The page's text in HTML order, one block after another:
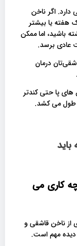
اگر ناخن
هفته یا بیشتر
باشید، اما ممکن
عادی برسد.
درمان
پا حتی کندتر
طول می کشد.
کاری می
از ناخن قاشقی و
مهم است.